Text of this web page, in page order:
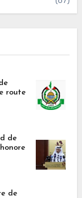
route
de
de